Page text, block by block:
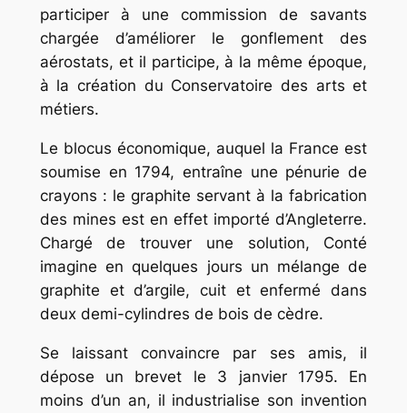
participer à une commission de savants
chargée d’améliorer le gonflement des
aérostats, et il participe, à la même époque,
à la création du Conservatoire des arts et
métiers.
Le blocus économique, auquel la France est
soumise en 1794, entraîne une pénurie de
crayons : le graphite servant à la fabrication
des mines est en effet importé d’Angleterre.
Chargé de trouver une solution, Conté
imagine en quelques jours un mélange de
graphite et d’argile, cuit et enfermé dans
deux demi-cylindres de bois de cèdre.
Se laissant convaincre par ses amis, il
dépose un brevet le 3 janvier 1795. En
moins d’un an, il industrialise son invention